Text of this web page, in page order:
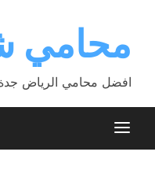
contentمحامي
افضل محامي الرياض